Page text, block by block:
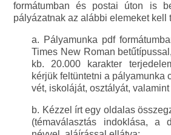
formátumban és postai úton is
pályázatnak az alábbi elemeket kell
a. Pályamunka pdf
Times New Roman
kb. 20.000 karakter
kérjük feltüntetni a pályamunka
vét, iskoláját, osztályát,
b. Kézzel írt egy oldalas
(témaválasztás indoklása, a